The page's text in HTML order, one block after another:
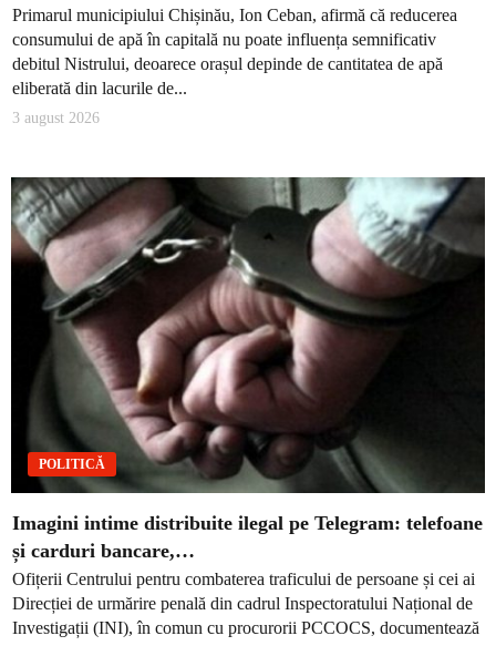
Primarul municipiului Chișinău, Ion Ceban, afirmă că reducerea
consumului de apă în capitală nu poate influența semnificativ
debitul Nistrului, deoarece orașul depinde de cantitatea de apă
eliberată din lacurile de...
3 august 2026
POLITICĂ
Imagini intime distribuite ilegal pe Telegram: telefoane
și carduri bancare,…
Ofițerii Centrului pentru combaterea traficului de persoane și cei ai
Direcției de urmărire penală din cadrul Inspectoratului Național de
Investigații (INI), în comun cu procurorii PCCOCS, documentează